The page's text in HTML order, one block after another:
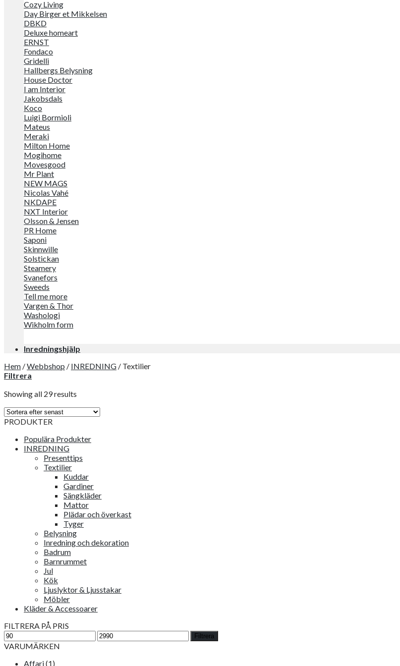
Cozy Living
Day Birger et Mikkelsen
DBKD
Deluxe homeart
ERNST
Fondaco
Gridelli
Hallbergs Belysning
House Doctor
I am Interior
Jakobsdals
Koco
Luigi Bormioli
Mateus
Meraki
Milton Home
Mogihome
Movesgood
Mr Plant
NEW MAGS
Nicolas Vahé
NKDAPE
NXT Interior
Olsson & Jensen
PR Home
Saponi
Skinnwille
Solstickan
Steamery
Svanefors
Sweeds
Tell me more
Vargen & Thor
Washologi
Wikholm form
Inredningshjälp
Hem /Webbshop / INREDNING / Textilier
Filtrera
Showing all 29 results
PRODUKTER
Populära Produkter
INREDNING
Presenttips
Textilier
Kuddar
Gardiner
Sängkläder
Mattor
Plädar och överkast
Tyger
Belysning
Inredning och dekoration
Badrum
Barnrummet
Jul
Kök
Ljuslyktor & Ljusstakar
Möbler
Kläder & Accessoarer
FILTRERA PÅ PRIS
Min
pris
Max
pris
Filtrera
VARUMÄRKEN
Affari(1)